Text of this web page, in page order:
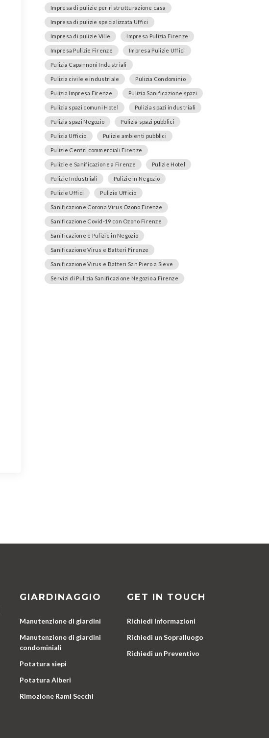
Impresa di pulizie per ristrutturazione casa
Impresa di pulizie specializzata Uffici
Impresa di pulizie Ville Impresa Pulizia Firenze
Impresa Pulizie Firenze Impresa Pulizie Uffici
Pulizia Capannoni Industriali
Pulizia civile e industriale Pulizia Condominio
Pulizia Impresa Firenze Pulizia Sanificazione spazi
Pulizia spazi comuni Hotel Pulizia spazi industriali
Pulizia spazi Negozio Pulizia spazi pubblici
Pulizia Ufficio Pulizie ambienti pubblici
Pulizie Centri commerciali Firenze
Pulizie e Sanificazione a Firenze Pulizie Hotel
Pulizie Industriali Pulizie in Negozio
Pulizie Uffici Pulizie Ufficio
Sanificazione Corona Virus Ozono Firenze
Sanificazione Covid-19 con Ozono Firenze
Sanificazione e Pulizie in Negozio
Sanificazione Virus e Batteri Firenze
Sanificazione Virus e Batteri San Piero a Sieve
Servizi di Pulizia Sanificazione Negozio a Firenze
GIARDINAGGIO
Manutenzione di giardini
Manutenzione di giardini
condominiali
Potatura siepi
Potatura Alberi
Rimozione Rami Secchi
GET IN TOUCH
Richiedi Informazioni
Richiedi un Sopralluogo
Richiedi un Preventivo